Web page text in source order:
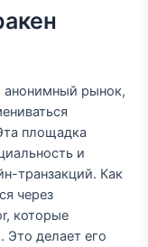
анонимный рынок,
площадка
и
транзакций. Как
через
которые
Это делает его